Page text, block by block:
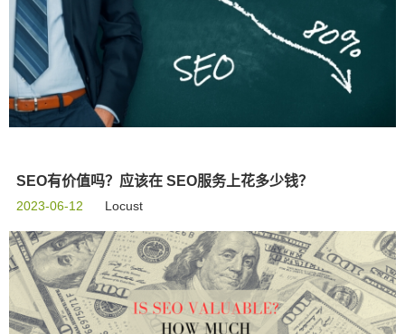
SEO有价值吗？应该在 SEO服务上花多少钱？
2023-06-12 Locust